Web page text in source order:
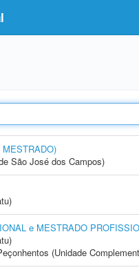
MESTRADO)
São José dos Campos)
e MESTRADO
(Unidade